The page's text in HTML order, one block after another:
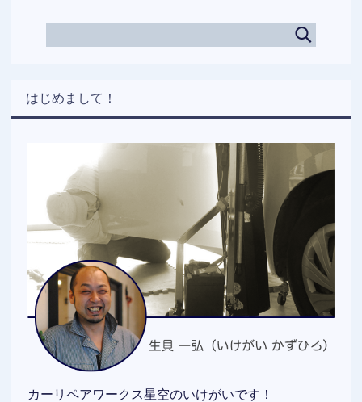
はじめまして！
カーリペアワークス星空のいけがいです！